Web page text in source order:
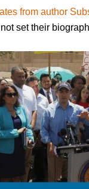
from author
set their